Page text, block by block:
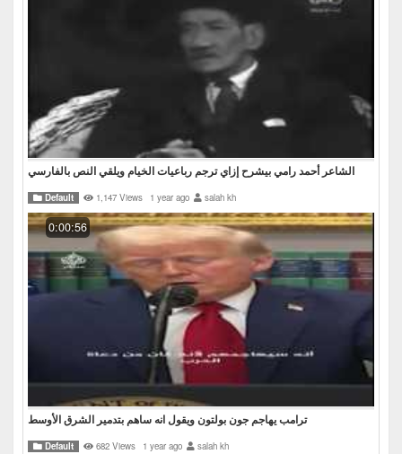
‏الشاعر أحمد رامي بيشرح إزاي ترجم رباعيات الخيام ويلقي النص بالفارسي
Default 1,147 Views 1 year ago salah kh
0:00:56
ترامب يهاجم جون بولتون ويقول انه ساهم بتدمير الشرق الأوسط
Default 682 Views 1 year ago salah kh